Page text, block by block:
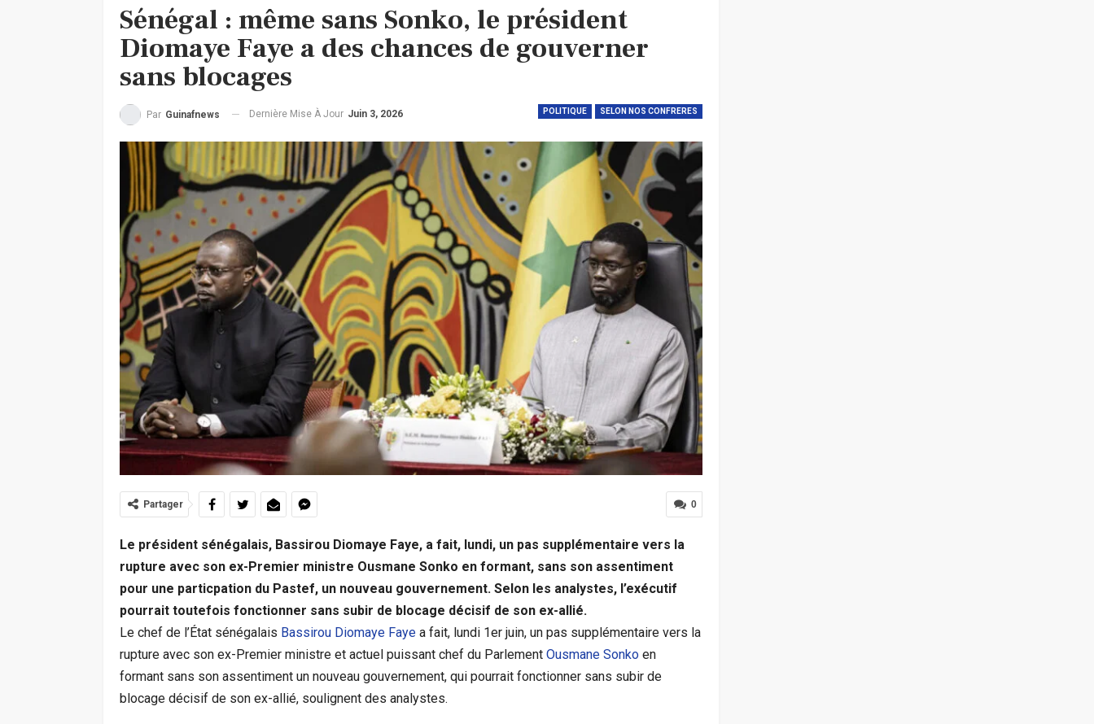
Sénégal : même sans Sonko, le président
Diomaye Faye a des chances de gouverner
sans blocages
POLITIQUE SELON NOS CONFRERES
Par Guinafnews Dernière Mise À Jour Juin 3, 2026
0
Partager
Le président sénégalais, Bassirou Diomaye Faye, a fait, lundi, un pas supplémentaire vers la
rupture avec son ex-Premier ministre Ousmane Sonko en formant, sans son assentiment
pour une particpation du Pastef, un nouveau gouvernement. Selon les analystes, l’exécutif
pourrait toutefois fonctionner sans subir de blocage décisif de son ex-allié.
Le chef de l’État sénégalais Bassirou Diomaye Faye a fait, lundi 1er juin, un pas supplémentaire vers la
rupture avec son ex-Premier ministre et actuel puissant chef du Parlement Ousmane Sonko en
formant sans son assentiment un nouveau gouvernement, qui pourrait fonctionner sans subir de
blocage décisif de son ex-allié, soulignent des analystes.